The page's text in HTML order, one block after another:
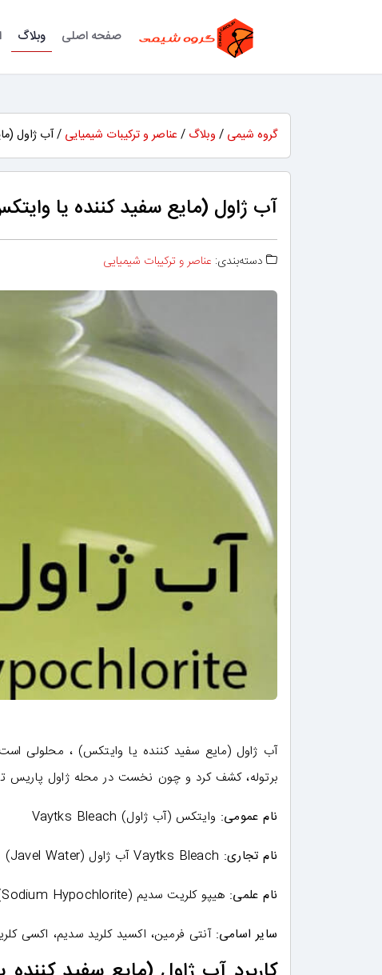
صفحه اصلی وبلاگ
گروه شیمی / وبلاگ / عناصر و ترکیبات شیمیایی / آب ژاول
آب ژاول (مایع سفید کننده یا
دسته‌بندی: عناصر و ترکیبات شیمیایی
آب ژاول (مایع سفید کننده یا وایتکس) ، محلولی
برتوله، کشف کرد و چون نخست در محله ژاول پاریس
نام عمومی: وایتکس (آب ژاول) Vaytks Bleach
نام تجاری:
نام علمی: هیپو کلریت سدیم (Sodium Hypochlorite)
سایر اسامی: آنتی فرمین، اکسید کلرید سدیم، اکسی